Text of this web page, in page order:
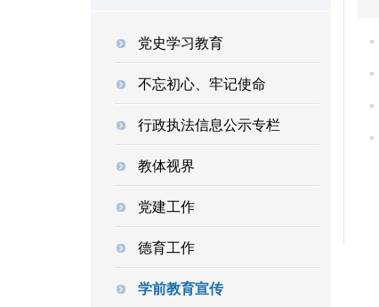
党史学习教育
不忘初心、牢记使命
行政执法信息公示专栏
教体视界
党建工作
德育工作
学前教育宣传